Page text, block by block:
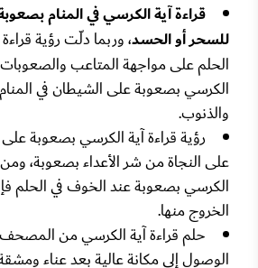
قراءة آية الكرسي في المنام
للسحر أو الحسد، وربما دلّت رؤية
الحلم على مواجهة المتاعب
الكرسي بصعوبة على الشيطان في
والذنوب.
رؤية قراءة آية الكرسي بصعوبة
على النجاة من شر الأعداء بصعوبة، ومن
الكرسي بصعوبة عند الخوف في الحلم
الخروج منها.
حلم قراءة آية الكرسي من
الوصول إلى مكانة عالية بعد عناء